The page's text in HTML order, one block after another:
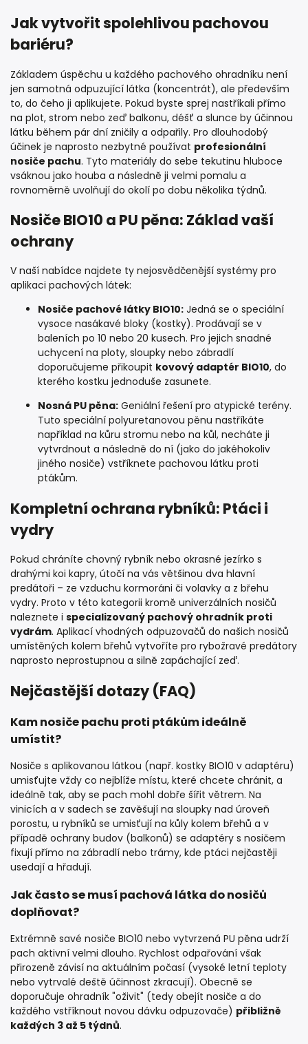
Jak vytvořit spolehlivou pachovou
bariéru?
Základem úspěchu u každého pachového ohradníku není
jen samotná odpuzující látka (koncentrát), ale především
to, do čeho ji aplikujete. Pokud byste sprej nastříkali přímo
na plot, strom nebo zeď balkonu, déšť a slunce by účinnou
látku během pár dní zničily a odpařily. Pro dlouhodobý
účinek je naprosto nezbytné používat profesionální
nosiče pachu. Tyto materiály do sebe tekutinu hluboce
vsáknou jako houba a následně ji velmi pomalu a
rovnoměrně uvolňují do okolí po dobu několika týdnů.
Nosiče BIO10 a PU pěna: Základ vaší
ochrany
V naší nabídce najdete ty nejosvědčenější systémy pro
aplikaci pachových látek:
Nosiče pachové látky BIO10: Jedná se o speciální
vysoce nasákavé bloky (kostky). Prodávají se v
baleních po 10 nebo 20 kusech. Pro jejich snadné
uchycení na ploty, sloupky nebo zábradlí
doporučujeme přikoupit kovový adaptér BIO10, do
kterého kostku jednoduše zasunete.
Nosná PU pěna: Geniální řešení pro atypické terény.
Tuto speciální polyuretanovou pěnu nastříkáte
například na kůru stromu nebo na kůl, necháte ji
vytvrdnout a následně do ní (jako do jakéhokoliv
jiného nosiče) vstříknete pachovou látku proti
ptákům.
Kompletní ochrana rybníků: Ptáci i
vydry
Pokud chráníte chovný rybník nebo okrasné jezírko s
drahými koi kapry, útočí na vás většinou dva hlavní
predátoři – ze vzduchu kormoráni či volavky a z břehu
vydry. Proto v této kategorii kromě univerzálních nosičů
naleznete i specializovaný pachový ohradník proti
vydrám. Aplikací vhodných odpuzovačů do našich nosičů
umístěných kolem břehů vytvoříte pro rybožravé predátory
naprosto neprostupnou a silně zapáchající zeď.
Nejčastější dotazy (FAQ)
Kam nosiče pachu proti ptákům ideálně
umístit?
Nosiče s aplikovanou látkou (např. kostky BIO10 v adaptéru)
umisťujte vždy co nejblíže místu, které chcete chránit, a
ideálně tak, aby se pach mohl dobře šířit větrem. Na
vinicích a v sadech se zavěšují na sloupky nad úroveň
porostu, u rybníků se umisťují na kůly kolem břehů a v
případě ochrany budov (balkonů) se adaptéry s nosičem
fixují přímo na zábradlí nebo trámy, kde ptáci nejčastěji
usedají a hřadují.
Jak často se musí pachová látka do nosičů
doplňovat?
Extrémně savé nosiče BIO10 nebo vytvrzená PU pěna udrží
pach aktivní velmi dlouho. Rychlost odpařování však
přirozeně závisí na aktuálním počasí (vysoké letní teploty
nebo vytrvalé deště účinnost zkracují). Obecně se
doporučuje ohradník "oživit" (tedy obejít nosiče a do
každého vstříknout novou dávku odpuzovače) přibližně
každých 3 až 5 týdnů.